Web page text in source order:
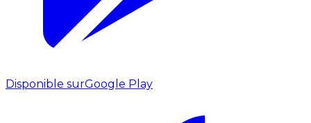
Disponible surGoogle Play